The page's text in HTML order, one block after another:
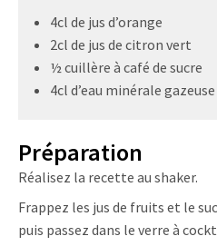
4cl de jus d’orange
2cl de jus de citron vert
½ cuillère à café de sucre
4cl d’eau minérale gazeuse
Préparation
Réalisez la recette au shaker.
Frappez les jus de fruits et le
puis passez dans le verre à